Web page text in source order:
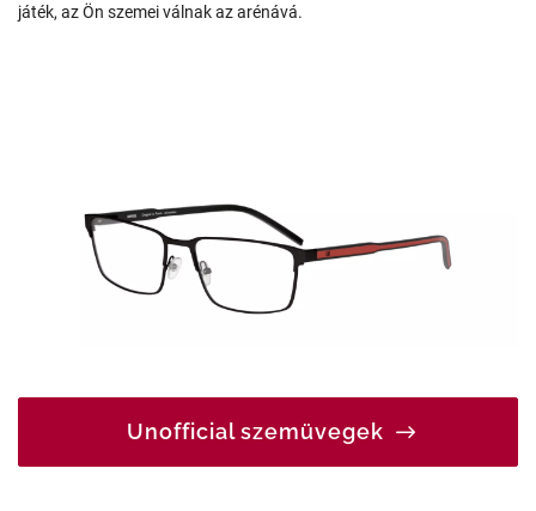
játék, az Ön szemei válnak az arénává.
Unofficial szemüvegek